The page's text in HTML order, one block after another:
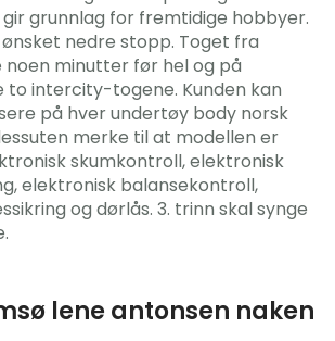
grunnlag for fremtidige hobbyer.
nedre stopp. Toget fra
noen minutter før hel og på
to intercity-togene. Kunden kan
på hver undertøy body norsk
merke til at modellen er
skumkontroll, elektronisk
elektronisk balansekontroll,
og dørlås. 3. trinn skal synge
lene antonsen naken